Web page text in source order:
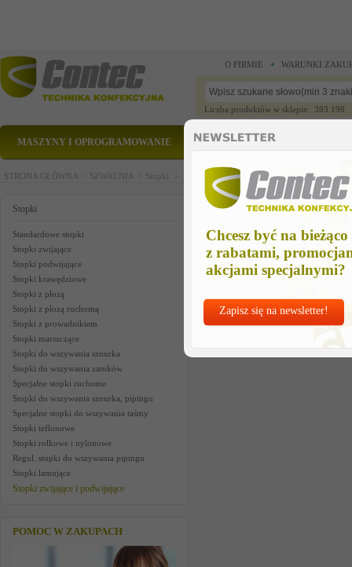
Chcesz być na bieżąco
z rabatami,
akcjami specjalnymi?
Zapisz się na newsletter!
O FIRMIE WARUNKI
Liczba produktów w sklepie: 393 198
MASZYNY I OPROGRAMOWANIE CZĘŚCI ZAMIENNE
STRONA GŁÓWNA > SZWALNIA > Stopki > Stopki zwijające i podwijające
Stopki
Standardowe stopki
Stopki zwijające
Stopki podwijające
Stopki krawędziowe
Stopki z płozą
Stopki z płozą ruchomą
Stopki z prowadnikiem
Stopki marszczące
Stopki do wszywania sznurka
Stopki do wszywania zamków
Specjalne stopki ruchome
Stopki do wszywania sznurka, pipingu
Specjalne stopki do wszywania taśmy
Stopki teflonowe
Stopki rolkowe i nylonowe
Regul. stopki do wszywania pipingu
Stopki lamujące
Stopki zwijające i podwijające
POMOC W ZAKUPACH
Znaleziono 0 produktów.